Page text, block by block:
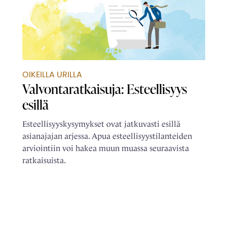
OIKEILLA URILLA
Valvontaratkaisuja: Esteellisyys
esillä
Esteellisyyskysymykset ovat jatkuvasti esillä
asianajajan arjessa. Apua esteellisyystilanteiden
arviointiin voi hakea muun muassa seuraavista
ratkaisuista.